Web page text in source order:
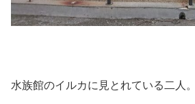
水族館のイルカに見とれている二人。